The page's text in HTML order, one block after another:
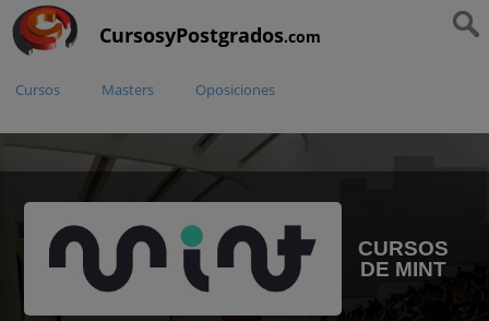
CursosyPostgrados.com
Cursos Masters Oposiciones
CURSOS
DE MINT